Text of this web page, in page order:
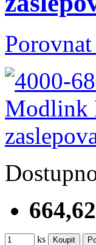
ks